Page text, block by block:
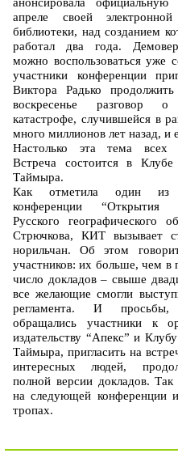
апреле своей электронной
библиотеки, над созданием
работал два года.
можно воспользоваться уже
участники конференции
Виктора Радько
воскресенье разговор о
катастрофе, случившейся в
много миллионов лет назад, и
Настолько эта тема всех
Встреча состоится в Клубе
Таймыра.
Как отметила один из
конференции “Открытия
Русского географического
Стрючкова, КИТ вызывает
норильчан. Об этом
участников: их больше, чем в
число докладов – свыше
все желающие смогли
регламента. И
обращались участники к
издательству “Апекс” и
Таймыра, пригласить на
интересных людей,
полной версии докладов.
на следующей конференции
тропах.